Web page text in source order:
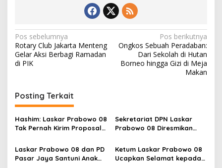
N
a
v
g
a
s
p
o
Pos sebelumnya
Rotary Club Jakarta Menteng
Gelar Aksi Berbagi Ramadan
di PIK
Pos berikutnya
​Ongkos Sebuah Peradaban:
Dari Sekolah di Hutan
Borneo hingga Gizi di Meja
Makan
Posting Terkait
Hashim: Laskar Prabowo 08
Tak Pernah Kirim Proposal
Sekretariat DPN Laskar
Prabowo 08 Diresmikan
di East Tower
Laskar Prabowo 08 dan PD
Pasar Jaya Santuni Anak
Ketum Laskar Prabowo 08
Ucapkan Selamat kepada